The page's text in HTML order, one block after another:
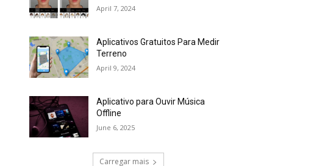
April 7, 2024
Aplicativos Gratuitos Para Medir
Terreno
April 9, 2024
Aplicativo para Ouvir Música
Offline
June 6, 2025
Carregar mais